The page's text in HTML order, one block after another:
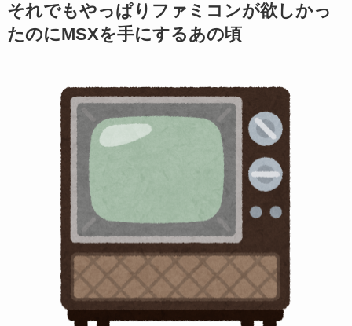
それでもやっぱりファミコンが欲しかっ
たのにMSXを手にするあの頃